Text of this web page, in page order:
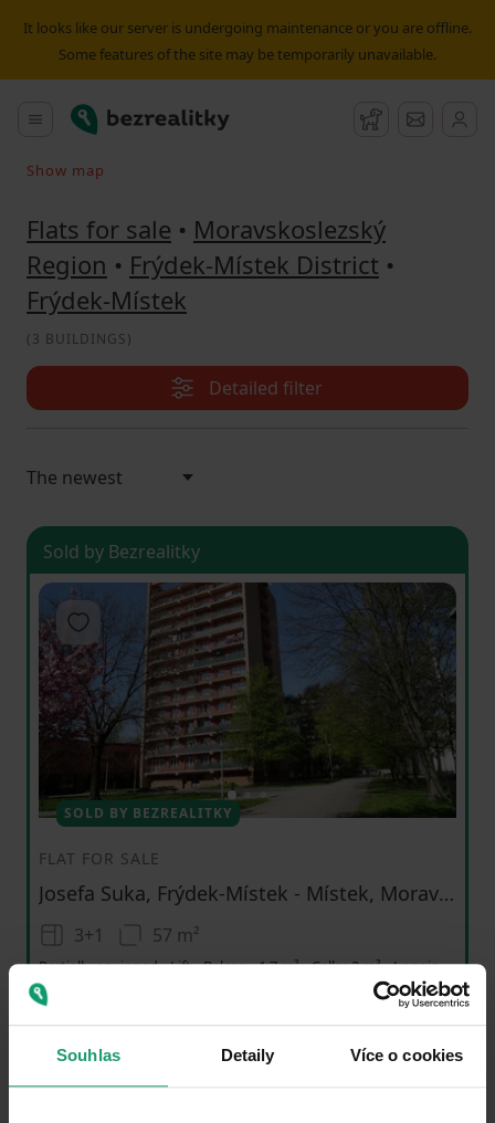
Souhlas Detaily Více o cookies
It looks like our server is undergoing maintenance or you are offline.
Some features of the site may be temporarily unavailable.
Main menu
Bezrealitky Watchdog
Search on the map
Show map
Flats for sale • Moravskoslezský
Region • Frýdek-Místek District •
Frýdek-Místek
(3 BUILDINGS)
Detailed filter
Sold by Bezrealitky
12 3
Add to favorites
SOLD BY BEZREALITKY
FLAT FOR SALE
Josefa Suka, Frýdek-Místek - Místek, Moravskoslezský Region
3+1 57 m²
Partially equipped • Lift • Balcony 1.7 m² • Cellar 2 m² • Loggia
10.7 m²
3850000(67543.85964912281 / m²)